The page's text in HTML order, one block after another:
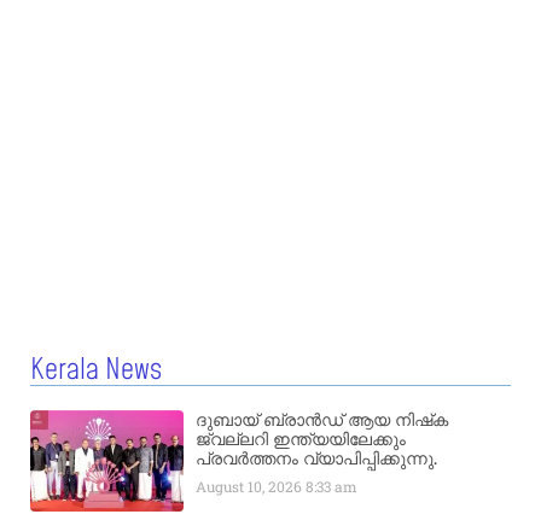
Kerala News
ദുബായ് ബ്രാൻഡ് ആയ നിഷ്‌ക
ജ്വല്ലറി ഇന്ത്യയിലേക്കും
പ്രവർത്തനം വ്യാപിപ്പിക്കുന്നു.
August 10, 20268:33 am